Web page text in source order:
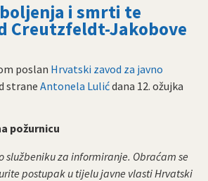
i smrti te
Creutzfeldt-Jakobove
poslan Hrvatski zavod za javno
strane Antonela Lulićdana 12. ožujka
požurnicu
službeniku za informiranje. Obraćam se
postupak u tijelu javne vlasti Hrvatski